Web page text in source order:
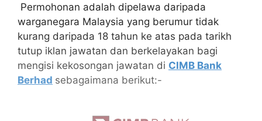
Permohonan adalah dipelawa daripada
warganegara Malaysia yang berumur tidak
kurang daripada 18 tahun ke atas pada tarikh
tutup iklan jawatan dan berkelayakan bagi
mengisi kekosongan jawatan di CIMB Bank
Berhad sebagaimana berikut:-